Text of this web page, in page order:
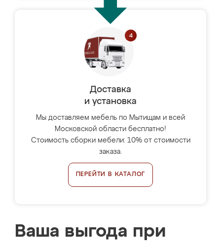
Доставка
и установка
Мы доставляем мебель по Мытищам и всей
Московской области бесплатно!
Стоимость сборки мебели: 10% от стоимости
заказа.
ПЕРЕЙТИ В КАТАЛОГ
Ваша выгода при